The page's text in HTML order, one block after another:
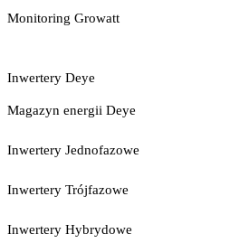
Monitoring Growatt
Inwertery Deye
Magazyn energii Deye
Inwertery Jednofazowe
Inwertery Trójfazowe
Inwertery Hybrydowe